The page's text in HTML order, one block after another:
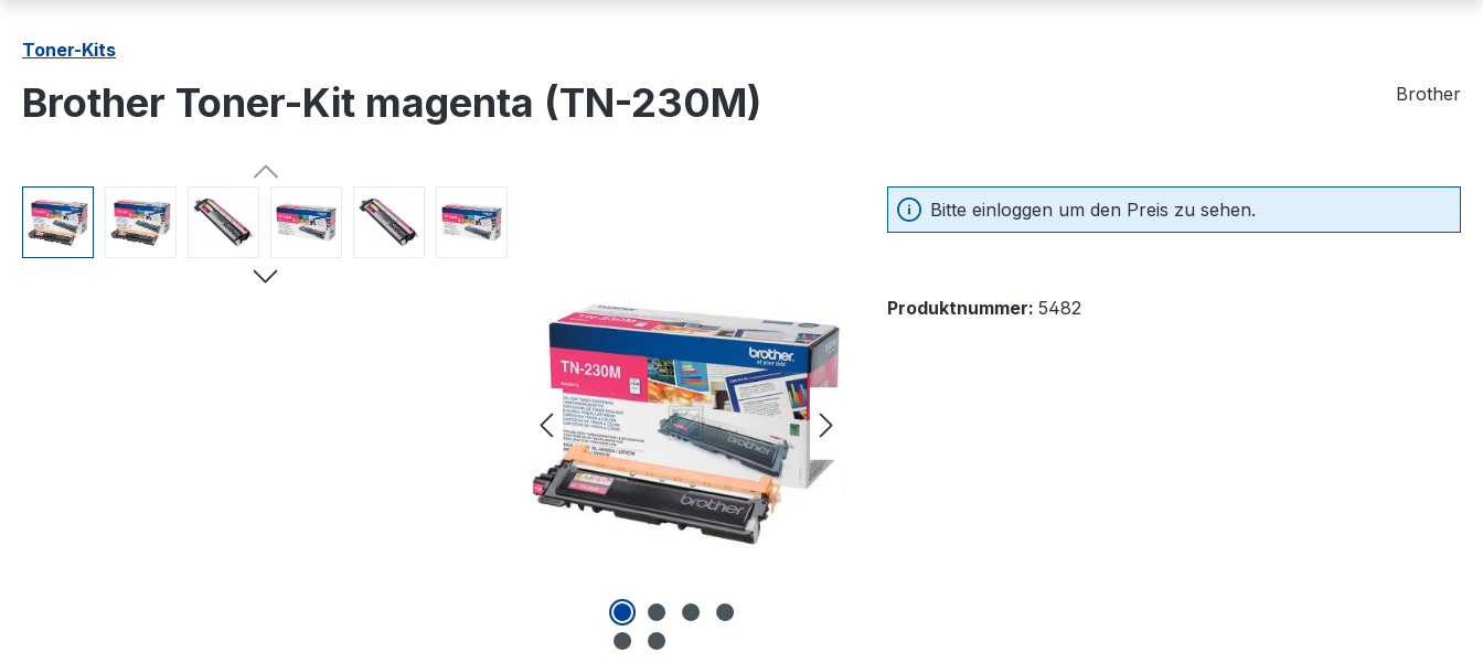
Toner-Kits
Brother Toner-Kit magenta (TN-230M) Brother
Bildergalerie überspringen Bitte einloggen um den Preis zu sehen.
Produktnummer: 5482